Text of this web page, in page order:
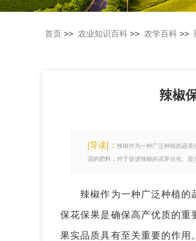
首页 >> 农业知识百科 >> 农学百科 >>
辣椒
[导读]： 辣椒作为一种广泛种植的蔬
适的肥料，对于促进辣椒的花芽分化、提
辣椒作为一种广泛种植的蔬
保花保果是确保高产优质的
果实品质具有至关重要的作用